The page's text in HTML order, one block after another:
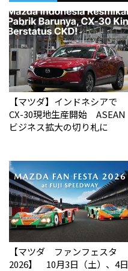
【マツダ】インドネシアで
CX-30現地生産開始 ASEAN
ビジネス拡大の切り札に
【マツダ ファンフェスタ
2026】 10月3日（土）、4日